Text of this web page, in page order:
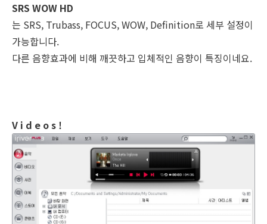
SRS WOW HD
는 SRS, Trubass, FOCUS, WOW, Definition로 세부 설정이
가능합니다.
다른 음향효과에 비해 깨끗하고 입체적인 음향이 특징이네요.
V i d e o s !